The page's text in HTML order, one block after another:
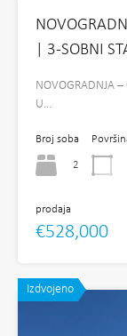
| 3-SOBNI
NOVOGRADNJA
U…
Broj soba
2
prodaja
€528,000
Izdvojeno